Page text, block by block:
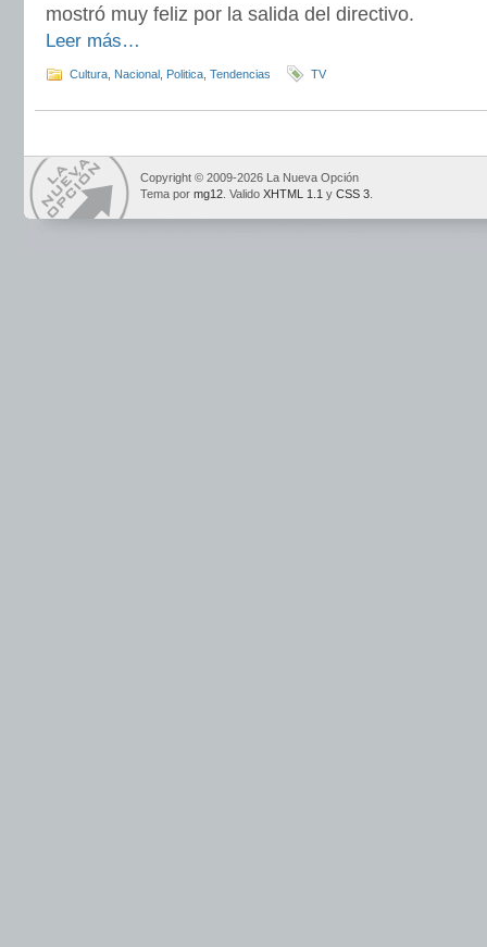
mostró muy feliz por la salida del directivo.
Leer más…
Cultura Nacional Politica Tendencias TV
Copyright © 2009-2026 La Nueva Opción
Tema por mg12 . Valido XHTML 1.1 y CSS 3